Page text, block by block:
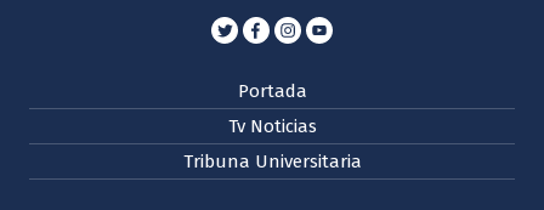
Portada
Tv Noticias
Tribuna Universitaria